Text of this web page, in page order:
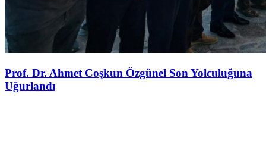
Prof. Dr. Ahmet Coşkun Özgünel Son Yolculuğuna
Uğurlandı